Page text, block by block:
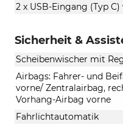
2 x USB-Eingang (Typ
Sicherheit &
Scheibenwischer mit
Airbags: Fahrer- und
vorne/ Zentralairbag,
Vorhang-Airbag vorne
Fahrlichtautomatik